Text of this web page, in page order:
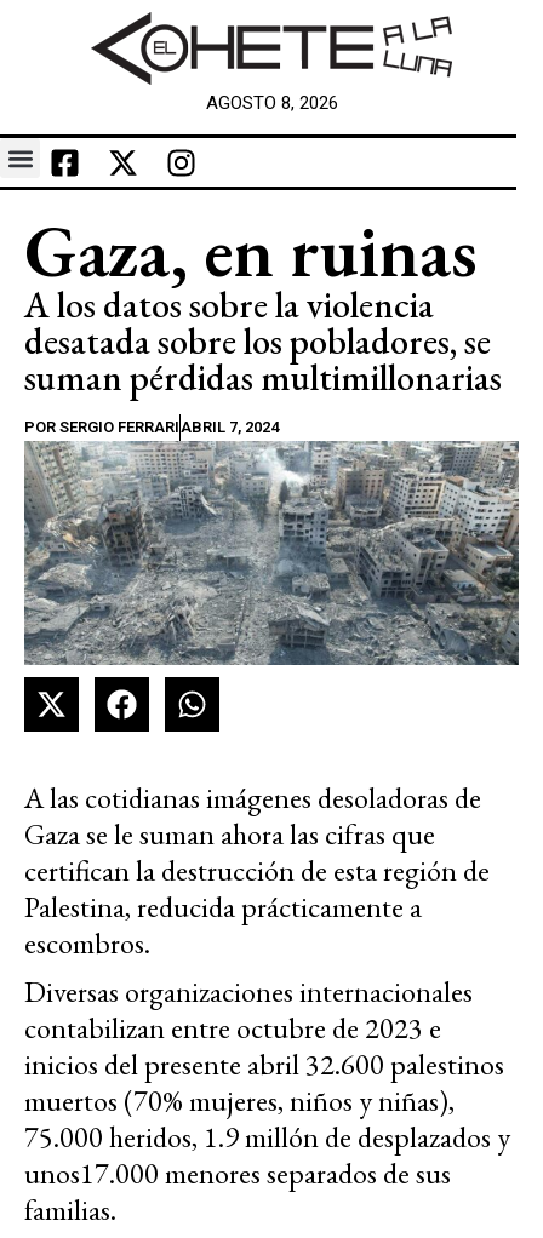
AGOSTO 8, 2026
Gaza, en ruinas
A los datos sobre la violencia
desatada sobre los pobladores, se
suman pérdidas multimillonarias
POR SERGIO FERRARIABRIL 7, 2024
A las cotidianas imágenes desoladoras de
Gaza se le suman ahora las cifras que
certifican la destrucción de esta región de
Palestina, reducida prácticamente a
escombros.
Diversas organizaciones internacionales
contabilizan entre octubre de 2023 e
inicios del presente abril32.600 palestinos
muertos (70% mujeres, niños y niñas),
75.000 heridos, 1.9 millón de desplazados y
unos17.000 menores separados de sus
familias.